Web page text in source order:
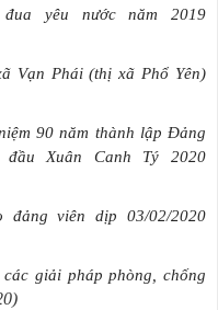
yêu nước năm 2019
Vạn Phái (thị xã Phổ Yên)
90 năm thành lập Đảng
Xuân Canh Tý 2020
viên dịp 03/02/2020
giải pháp phòng, chống